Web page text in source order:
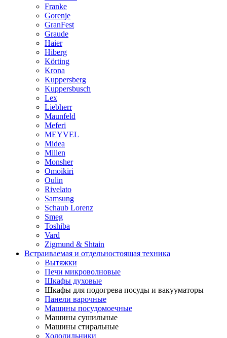
Franke
Gorenje
GranFest
Graude
Haier
Hiberg
Körting
Krona
Kuppersberg
Kuppersbusch
Lex
Liebherr
Maunfeld
Meferi
MEYVEL
Midea
Millen
Monsher
Omoikiri
Oulin
Rivelato
Samsung
Schaub Lorenz
Smeg
Toshiba
Vard
Zigmund & Shtain
Встраиваемая и отдельностоящая техника
Вытяжки
Печи микроволновые
Шкафы духовые
Шкафы для подогрева посуды и вакууматоры
Панели варочные
Машины посудомоечные
Машины сушильные
Машины стиральные
Холодильники